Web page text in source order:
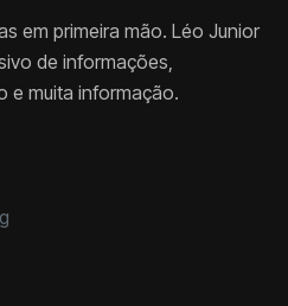
em primeira mão. Léo Junior
de informações,
e muita informação.